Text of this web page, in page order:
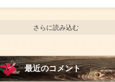
さらに読み込む
最近のコメント